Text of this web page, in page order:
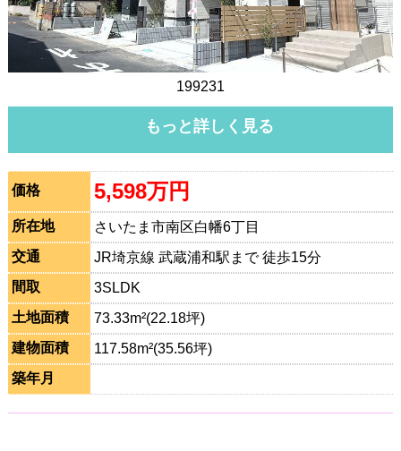
199231
もっと詳しく見る
価格 5,598万円
所在地
さいたま市南区白幡6丁目
交通
JR埼京線 武蔵浦和駅まで 徒歩15分
間取
3SLDK
土地面積
73.33m²(22.18坪)
建物面積
117.58m²(35.56坪)
築年月